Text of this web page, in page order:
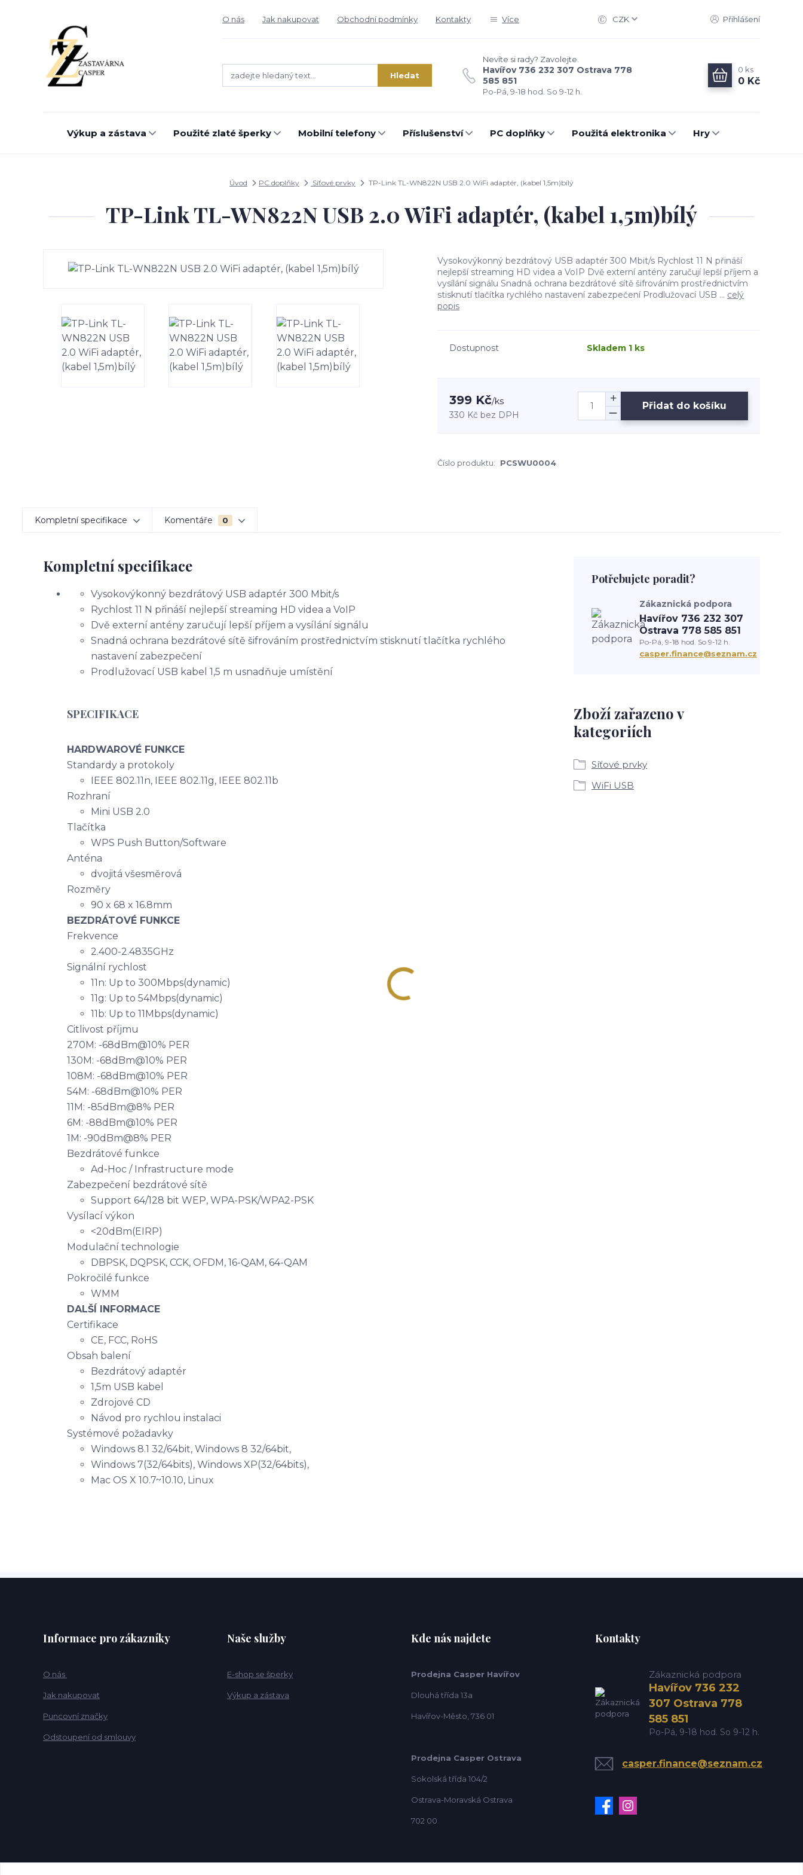
O nás Jak nakupovat Obchodní podmínky Kontakty Více CZK Přihlášení
Hledat
Nevíte si rady? Zavolejte.
Havířov 736 232 307 Ostrava 778
585 851
Po-Pá, 9-18 hod. So 9-12 h.
0 ks
0 Kč
Výkup a zástava Použité zlaté šperky Mobilní telefony Příslušenství PC doplňky Použitá elektronika Hry
Úvod PC doplňky Síťové prvky TP-Link TL-WN822N USB 2.0 WiFi adaptér, (kabel 1,5m)bílý
TP-Link TL-WN822N USB 2.0 WiFi adaptér, (kabel 1,5m)bílý
Vysokovýkonný bezdrátový USB adaptér 300 Mbit/s Rychlost 11 N přináší
nejlepší streaming HD videa a VoIP Dvě externí antény zaručují lepší příjem a
vysílání signálu Snadná ochrana bezdrátové sítě šifrováním prostřednictvím
stisknutí tlačítka rychlého nastavení zabezpečení Prodlužovací USB ... celý
popis
Dostupnost Skladem 1 ks
399 Kč/ks
330 Kč bez DPH
Přidat do košíku
Číslo produktu: PCSWU0004
Kompletní specifikace Komentáře 0
Kompletní specifikace
Vysokovýkonný bezdrátový USB adaptér 300 Mbit/s
Rychlost 11 N přináší nejlepší streaming HD videa a VoIP
Dvě externí antény zaručují lepší příjem a vysílání signálu
Snadná ochrana bezdrátové sítě šifrováním prostřednictvím stisknutí tlačítka rychlého
nastavení zabezpečení
Prodlužovací USB kabel 1,5 m usnadňuje umístění
SPECIFIKACE
HARDWAROVÉ FUNKCE
Standardy a protokoly
IEEE 802.11n, IEEE 802.11g, IEEE 802.11b
Rozhraní
Mini USB 2.0
Tlačítka
WPS Push Button/Software
Anténa
dvojitá všesměrová
Rozměry
90 x 68 x 16.8mm
BEZDRÁTOVÉ FUNKCE
Frekvence
2.400-2.4835GHz
Signální rychlost
11n: Up to 300Mbps(dynamic)
11g: Up to 54Mbps(dynamic)
11b: Up to 11Mbps(dynamic)
Citlivost příjmu
270M: -68dBm@10% PER
130M: -68dBm@10% PER
108M: -68dBm@10% PER
54M: -68dBm@10% PER
11M: -85dBm@8% PER
6M: -88dBm@10% PER
1M: -90dBm@8% PER
Bezdrátové funkce
Ad-Hoc / Infrastructure mode
Zabezpečení bezdrátové sítě
Support 64/128 bit WEP, WPA-PSK/WPA2-PSK
Vysílací výkon
<20dBm(EIRP)
Modulační technologie
DBPSK, DQPSK, CCK, OFDM, 16-QAM, 64-QAM
Pokročilé funkce
WMM
DALŠÍ INFORMACE
Certifikace
CE, FCC, RoHS
Obsah balení
Bezdrátový adaptér
1,5m USB kabel
Zdrojové CD
Návod pro rychlou instalaci
Systémové požadavky
Windows 8.1 32/64bit, Windows 8 32/64bit,
Windows 7(32/64bits), Windows XP(32/64bits),
Mac OS X 10.7~10.10, Linux
Zboží zařazeno v
kategoriích
Síťové prvky
WiFi USB
Potřebujete poradit?
Zákaznická podpora
Havířov 736 232 307
Ostrava 778 585 851
Po-Pá, 9-18 hod. So 9-12 h.
casper.finance@seznam.cz
Informace pro zákazníky
O nás
Jak nakupovat
Puncovní značky
Odstoupení od smlouvy
Naše služby
E-shop se šperky
Výkup a zástava
Kde nás najdete
Prodejna Casper Havířov
Dlouhá třída 13a
Havířov-Město, 736 01
Prodejna Casper Ostrava
Sokolská třída 104/2
Ostrava-Moravská Ostrava
702 00
Kontakty
Zákaznická podpora
Havířov 736 232
307 Ostrava 778
585 851
Po-Pá, 9-18 hod. So 9-12 h.
casper.finance@seznam.cz